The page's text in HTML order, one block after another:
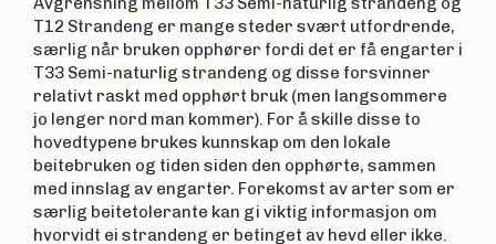
T12 Strandeng er mange steder svært utfordrende,
særlig når bruken opphører fordi det er få engarter i
T33 Semi-naturlig strandeng og disse forsvinner
relativt raskt med opphørt bruk (men langsommere
jo lenger nord man kommer). For å skille disse to
hovedtypene brukes kunnskap om den lokale
beitebruken og tiden siden den opphørte, sammen
med innslag av engarter. Forekomst av arter som er
særlig beitetolerante kan gi viktig informasjon om
hvorvidt ei strandeng er betinget av hevd eller ikke.